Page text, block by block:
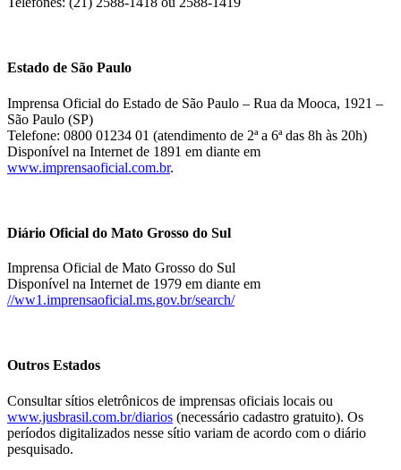
Estado de São Paulo
Imprensa Oficial do Estado de São Paulo – Rua da Mooca, 1921 –
São Paulo (SP)
Telefone: 0800 01234 01 (atendimento de 2ª a 6ª das 8h às 20h)
Disponível na Internet de 1891 em diante em
www.imprensaoficial.com.br.
Diário Oficial do Mato Grosso do Sul
Imprensa Oficial de Mato Grosso do Sul
Disponível na Internet de 1979 em diante em
//ww1.imprensaoficial.ms.gov.br/search/
Outros Estados
Consultar sítios eletrônicos de imprensas oficiais locais ou
www.jusbrasil.com.br/diarios (necessário cadastro gratuito). Os
períodos digitalizados nesse sítio variam de acordo com o diário
pesquisado.